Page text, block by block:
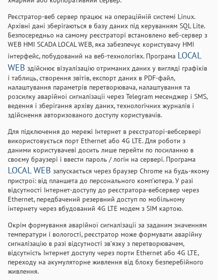
Реєстратор-веб сервер працює на операційній системі Linux.
Архівні дані зберігаються в базу даних під керуванням SQL Lite.
Безпосередньо на самому реєстраторі встановлено веб-сервер з
WEB HMI SCADA LOCAL WEB, яка забезпечує користувачу HMI
інтерфейс, побудований на веб-технологіях. Програма LOCAL
WEB здійснює візуалізацію отриманих даних у вигляді графіків
і таблиць, створення звітів, експорт даних в PDF-файл,
налаштування параметрів перетворювача, налаштування та
розсилку аварійної сигналізації через Telegram месенджер і SMS,
ведення і зберігання архіву даних, технологічних журналів і
здійснення авторизованого доступу користувачів.
Для підключення до мережі Інтернет в реєстраторі-вебсервері
використовується порт Ethernet або 4G LTE. Для роботи з
даними користувачеві досить лише перейти по посиланню в
своєму браузері і ввести пароль / логін на сервері. Програма
LOCAL WEB запускається через браузер Chrome на будь-якому
пристрої: від планшета до персонального комп’ютера. У разі
відсутності Інтернет-доступу до реєстратора-вебсервер через
Ethernet, передбачений резервний доступ по мобільному
інтернету через вбудований 4G LTE модем з SIM картою.
Окрім формування аварійної сигналізації за заданим значенням
температури і вологості, реєстратор може формувати аварійну
сигналізацію в разі відсутності зв’язку з перетворювачем,
відсутність Інтернет доступу через порти Ethernet або 4G LTE,
переходу на акумуляторне живлення від блоку безперебійного
живлення.